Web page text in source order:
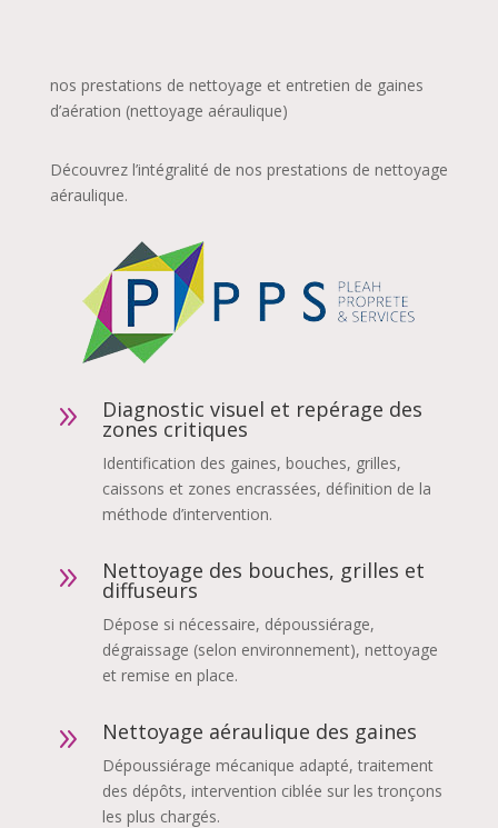
nos prestations de nettoyage et entretien de gaines
d’aération (nettoyage aéraulique)
Découvrez l’intégralité de nos prestations de nettoyage
aéraulique.
9 Diagnostic visuel et repérage des
zones critiques
Identification des gaines, bouches, grilles,
caissons et zones encrassées, définition de la
méthode d’intervention.
9 Nettoyage des bouches, grilles et
diffuseurs
Dépose si nécessaire, dépoussiérage,
dégraissage (selon environnement), nettoyage
et remise en place.
9 Nettoyage aéraulique des gaines
Dépoussiérage mécanique adapté, traitement
des dépôts, intervention ciblée sur les tronçons
les plus chargés.